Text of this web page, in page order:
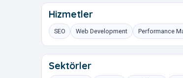
Hizmetler
SEO Web Development Performance
Sektörler